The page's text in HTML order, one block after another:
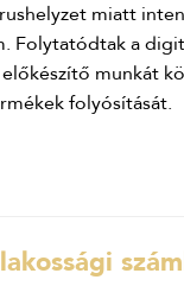
miatt
Folytatódtak a
munkát
folyósítását.